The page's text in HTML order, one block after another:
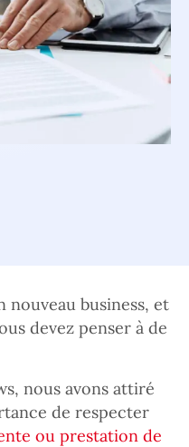
nouveau business, et
devez penser à de
nous avons attiré
de respecter
ou prestation de